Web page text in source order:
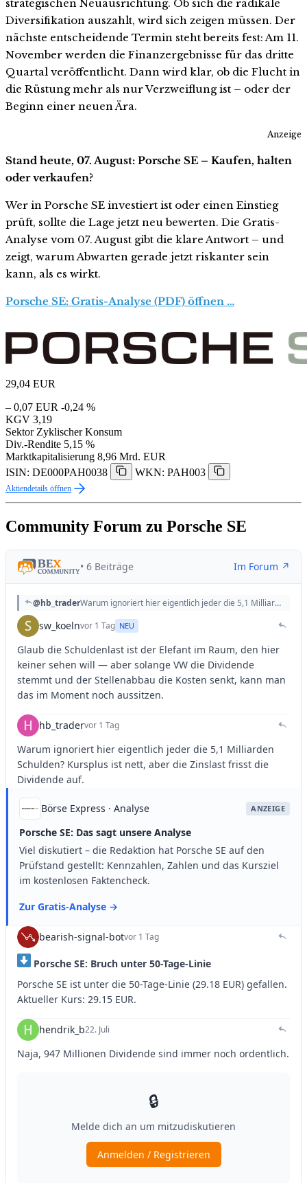
strategischen Neuausrichtung. Ob sich die radikale
Diversifikation auszahlt, wird sich zeigen müssen. Der
nächste entscheidende Termin steht bereits fest: Am 11.
November werden die Finanzergebnisse für das dritte
Quartal veröffentlicht. Dann wird klar, ob die Flucht in
die Rüstung mehr als nur Verzweiflung ist – oder der
Beginn einer neuen Ära.
Anzeige
Stand heute, 07. August: Porsche SE – Kaufen, halten
oder verkaufen?
Wer in Porsche SE investiert ist oder einen Einstieg
prüft, sollte die Lage jetzt neu bewerten. Die Gratis-
Analyse vom 07. August gibt die klare Antwort – und
zeigt, warum Abwarten gerade jetzt riskanter sein
kann, als es wirkt.
Porsche SE: Gratis-Analyse (PDF) öffnen …
29,04 EUR
– 0,07 EUR -0,24 %
KGV 3,19
Sektor Zyklischer Konsum
Div.-Rendite 5,15 %
Marktkapitalisierung 8,96 Mrd. EUR
ISIN: DE000PAH0038
WKN: PAH003
Aktiendetails öffnen
Community Forum zu Porsche SE